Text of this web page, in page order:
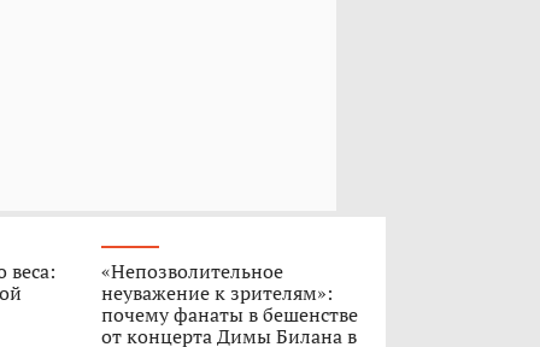
веса:
«Непозволительное
неуважение к зрителям»:
почему фанаты в бешенстве
от концерта Димы Билана в